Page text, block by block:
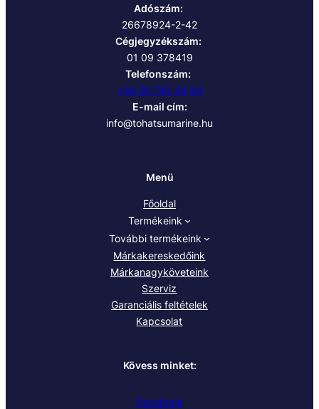
Adószám:
26678924-2-42
Cégjegyzékszám:
01 09 378419
Telefonszám:
+36 20 745 44 64
E-mail cím:
info@tohatsumarine.hu
Menü
Főoldal
Termékeink
További termékeink
Márkakereskedőink
Márkanagyköveteink
Szerviz
Garanciális feltételek
Kapcsolat
Kövess minket:
Facebook